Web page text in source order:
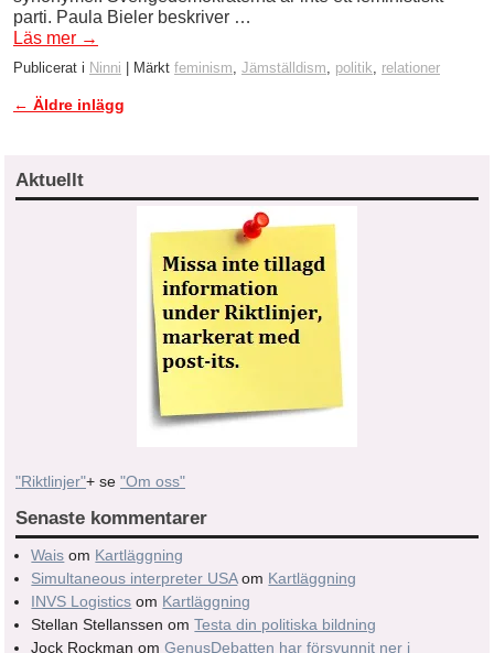
parti. Paula Bieler beskriver …
Läs mer →
Publicerat i Ninni | Märkt feminism Jämställdism politik relationer
Inläggsnavigering
← Äldre inlägg
Aktuellt
"Riktlinjer"+ se "Om oss"
Senaste kommentarer
Wais om Kartläggning
Simultaneous interpreter USAom Kartläggning
INVS Logistics om Kartläggning
Stellan Stellanssen omTesta din politiska bildning
Jock Rockman omGenusDebatten har försvunnit ner i